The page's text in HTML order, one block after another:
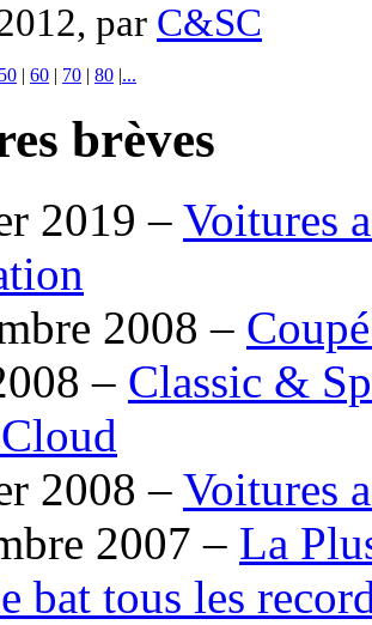
par C&SC
50 | 60 | 70 | 80 |...
brèves
2019 – Voitures
2008 –
– Classic &
2008 – Voitures
2007 – La
bat tous les